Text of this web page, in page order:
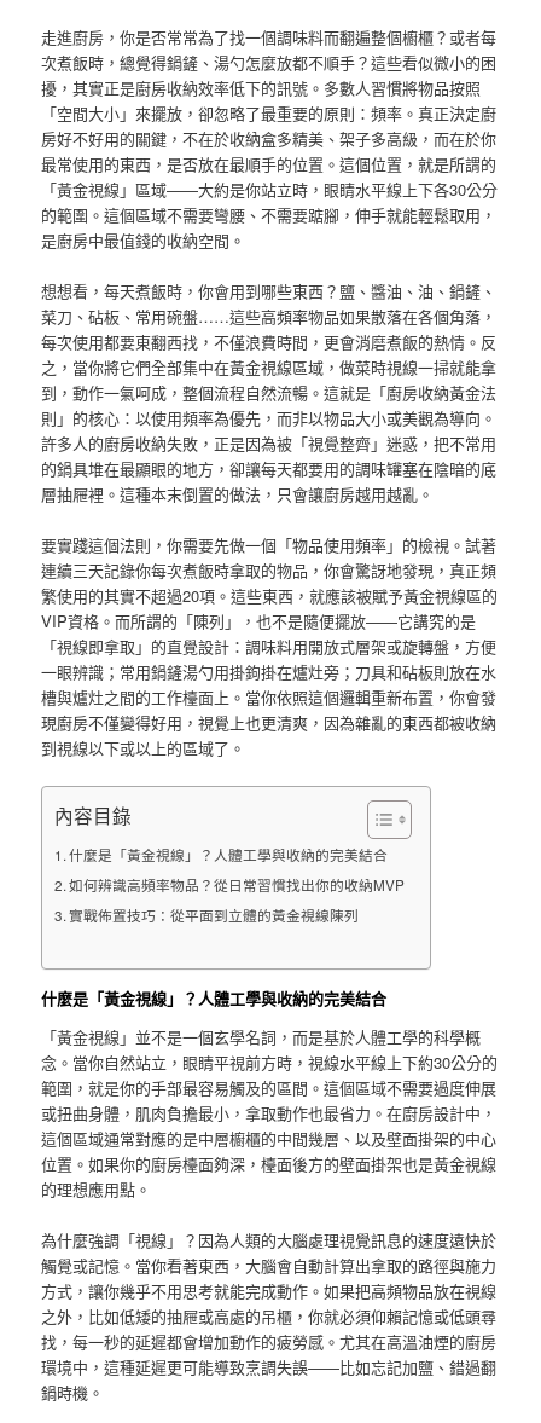
走進廚房，你是否常常為了找一個調味料而翻遍整個櫥櫃？或者每
次煮飯時，總覺得鍋鏟、湯勺怎麼放都不順手？這些看似微小的困
擾，其實正是廚房收納效率低下的訊號。多數人習慣將物品按照
「空間大小」來擺放，卻忽略了最重要的原則：頻率。真正決定廚
房好不好用的關鍵，不在於收納盒多精美、架子多高級，而在於你
最常使用的東西，是否放在最順手的位置。這個位置，就是所謂的
「黃金視線」區域——大約是你站立時，眼睛水平線上下各30公分
的範圍。這個區域不需要彎腰、不需要踮腳，伸手就能輕鬆取用，
是廚房中最值錢的收納空間。
想想看，每天煮飯時，你會用到哪些東西？鹽、醬油、油、鍋鏟、
菜刀、砧板、常用碗盤……這些高頻率物品如果散落在各個角落，
每次使用都要東翻西找，不僅浪費時間，更會消磨煮飯的熱情。反
之，當你將它們全部集中在黃金視線區域，做菜時視線一掃就能拿
到，動作一氣呵成，整個流程自然流暢。這就是「廚房收納黃金法
則」的核心：以使用頻率為優先，而非以物品大小或美觀為導向。
許多人的廚房收納失敗，正是因為被「視覺整齊」迷惑，把不常用
的鍋具堆在最顯眼的地方，卻讓每天都要用的調味罐塞在陰暗的底
層抽屜裡。這種本末倒置的做法，只會讓廚房越用越亂。
要實踐這個法則，你需要先做一個「物品使用頻率」的檢視。試著
連續三天記錄你每次煮飯時拿取的物品，你會驚訝地發現，真正頻
繁使用的其實不超過20項。這些東西，就應該被賦予黃金視線區的
VIP資格。而所謂的「陳列」，也不是隨便擺放——它講究的是
「視線即拿取」的直覺設計：調味料用開放式層架或旋轉盤，方便
一眼辨識；常用鍋鏟湯勺用掛鉤掛在爐灶旁；刀具和砧板則放在水
槽與爐灶之間的工作檯面上。當你依照這個邏輯重新布置，你會發
現廚房不僅變得好用，視覺上也更清爽，因為雜亂的東西都被收納
到視線以下或以上的區域了。
內容目錄
什麼是「黃金視線」？人體工學與收納的完美結合
如何辨識高頻率物品？從日常習慣找出你的收納MVP
實戰佈置技巧：從平面到立體的黃金視線陳列
什麼是「黃金視線」？人體工學與收納的完美結合
「黃金視線」並不是一個玄學名詞，而是基於人體工學的科學概
念。當你自然站立，眼睛平視前方時，視線水平線上下約30公分的
範圍，就是你的手部最容易觸及的區間。這個區域不需要過度伸展
或扭曲身體，肌肉負擔最小，拿取動作也最省力。在廚房設計中，
這個區域通常對應的是中層櫥櫃的中間幾層、以及壁面掛架的中心
位置。如果你的廚房檯面夠深，檯面後方的壁面掛架也是黃金視線
的理想應用點。
為什麼強調「視線」？因為人類的大腦處理視覺訊息的速度遠快於
觸覺或記憶。當你看著東西，大腦會自動計算出拿取的路徑與施力
方式，讓你幾乎不用思考就能完成動作。如果把高頻物品放在視線
之外，比如低矮的抽屜或高處的吊櫃，你就必須仰賴記憶或低頭尋
找，每一秒的延遲都會增加動作的疲勞感。尤其在高溫油煙的廚房
環境中，這種延遲更可能導致烹調失誤——比如忘記加鹽、錯過翻
鍋時機。